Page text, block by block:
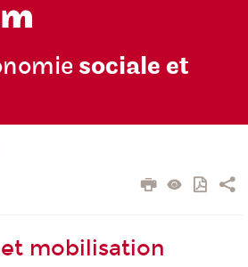
sociale et
mobilisation